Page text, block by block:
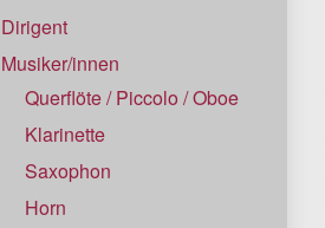
Dirigent
Musiker/innen
Querflöte / Piccolo / Oboe
Klarinette
Saxophon
Horn